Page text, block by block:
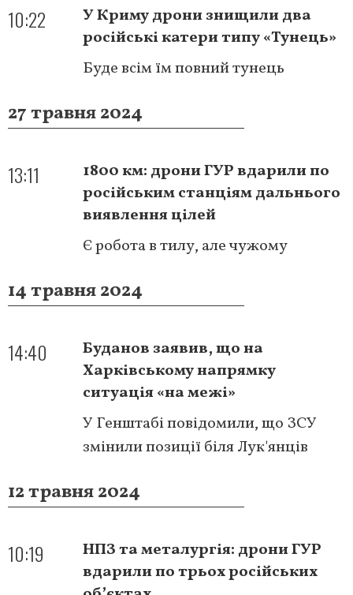
10:22
У Криму дрони знищили два
російські катери типу «Тунець»
Буде всім їм повний тунець
27 травня 2024
13:11
1800 км: дрони ГУР вдарили по
російським станціям дальнього
виявлення цілей
Є робота в тилу, але чужому
14 травня 2024
14:40
Буданов заявив, що на
Харківському напрямку
ситуація «на межі»
У Генштабі повідомили, що ЗСУ
змінили позиції біля Лук'янців
12 травня 2024
10:19
НПЗ та металургія: дрони ГУР
вдарили по трьох російських